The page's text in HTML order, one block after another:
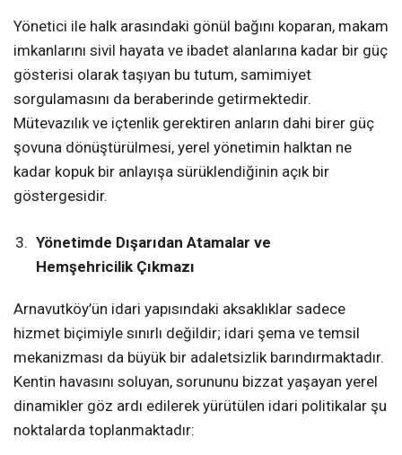
Yönetici ile halk arasındaki gönül bağını koparan, makam
imkanlarını sivil hayata ve ibadet alanlarına kadar bir güç
gösterisi olarak taşıyan bu tutum, samimiyet
sorgulamasını da beraberinde getirmektedir.
Mütevazılık ve içtenlik gerektiren anların dahi birer güç
şovuna dönüştürülmesi, yerel yönetimin halktan ne
kadar kopuk bir anlayışa sürüklendiğinin açık bir
göstergesidir.
Yönetimde Dışarıdan Atamalar ve
Hemşehricilik Çıkmazı
Arnavutköy’ün idari yapısındaki aksaklıklar sadece
hizmet biçimiyle sınırlı değildir; idari şema ve temsil
mekanizması da büyük bir adaletsizlik barındırmaktadır.
Kentin havasını soluyan, sorununu bizzat yaşayan yerel
dinamikler göz ardı edilerek yürütülen idari politikalar şu
noktalarda toplanmaktadır: